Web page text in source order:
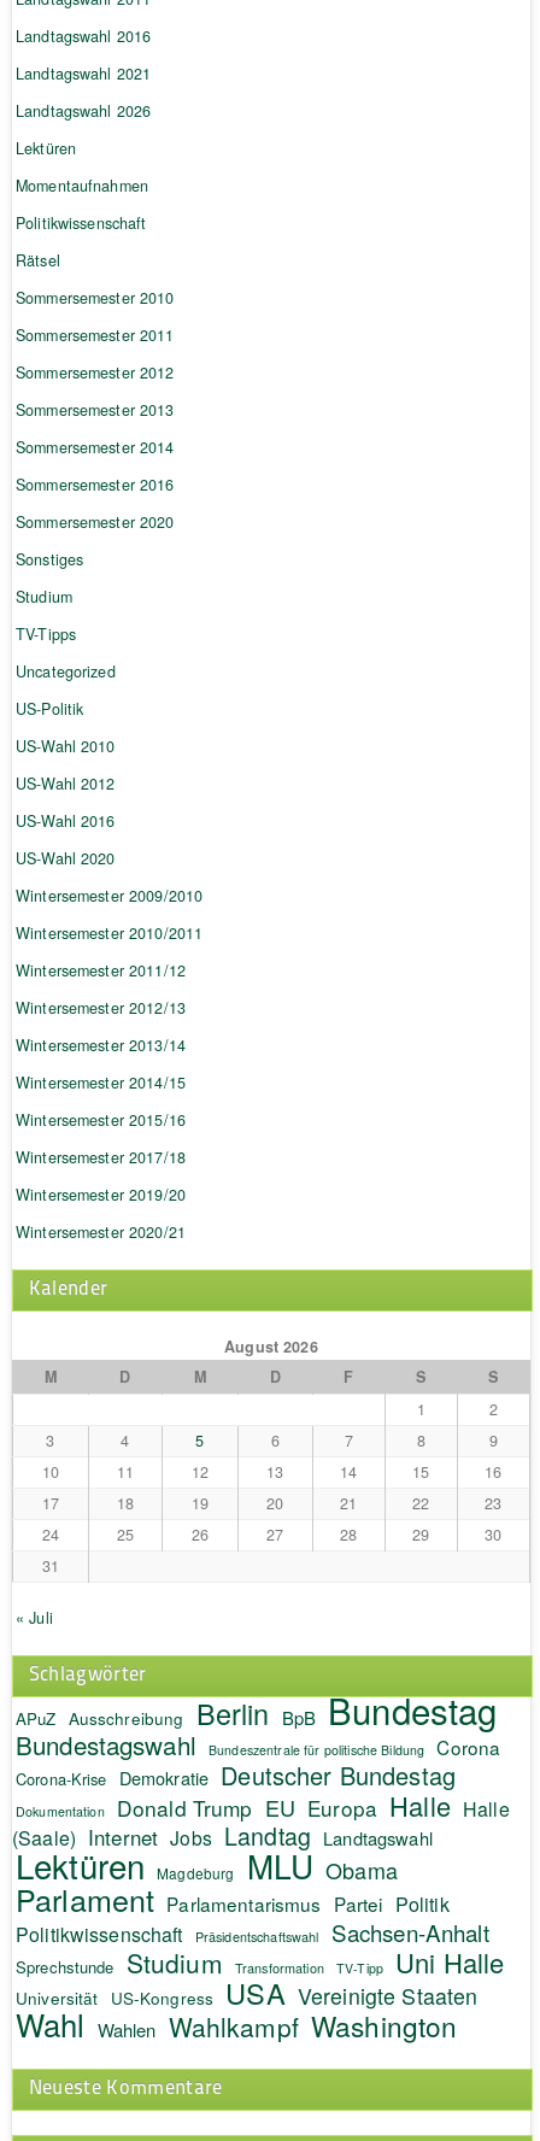
Landtagswahl 2016
Landtagswahl 2021
Landtagswahl 2026
Lektüren
Momentaufnahmen
Politikwissenschaft
Rätsel
Sommersemester 2010
Sommersemester 2011
Sommersemester 2012
Sommersemester 2013
Sommersemester 2014
Sommersemester 2016
Sommersemester 2020
Sonstiges
Studium
TV-Tipps
Uncategorized
US-Politik
US-Wahl 2010
US-Wahl 2012
US-Wahl 2016
US-Wahl 2020
Wintersemester 2009/2010
Wintersemester 2010/2011
Wintersemester 2011/12
Wintersemester 2012/13
Wintersemester 2013/14
Wintersemester 2014/15
Wintersemester 2015/16
Wintersemester 2017/18
Wintersemester 2019/20
Wintersemester 2020/21
Kalender
August 2026
M
D M D F S
S
1
2
3
4 5 6 7 8
9
10
11 12 13 14 15
16
17
18 19 20 21 22
23
24
25 26 27 28 29
30
31
« Juli
Schlagwörter
APuZ Ausschreibung Berlin BpB Bundestag
Bundestagswahl Bundeszentrale für politische Bildung Corona
Corona-Krise Demokratie Deutscher Bundestag
Dokumentation Donald Trump EU Europa Halle Halle
(Saale) Internet Jobs Landtag Landtagswahl
Lektüren Magdeburg MLU Obama
Parlament Parlamentarismus Partei Politik
Politikwissenschaft Präsidentschaftswahl Sachsen-Anhalt
Sprechstunde Studium Transformation TV-Tipp Uni Halle
Universität US-Kongress USA Vereinigte Staaten
Wahl Wahlen Wahlkampf Washington
Neueste Kommentare